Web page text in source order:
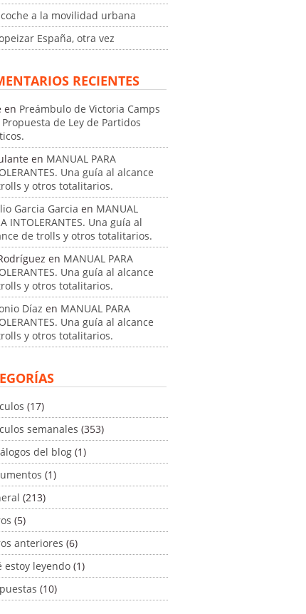
a la movilidad urbana
España, otra vez
RECIENTES
en Preámbulo de Victoria Camps
de Ley de Partidos
en MANUAL PARA
Una guía al alcance
y otros totalitarios.
Garcia Garcia en MANUAL
INTOLERANTES. Una guía al
de trolls y otros totalitarios.
en MANUAL PARA
Una guía al alcance
y otros totalitarios.
Díaz en MANUAL PARA
Una guía al alcance
y otros totalitarios.
(17)
semanales (353)
del blog (1)
(1)
(213)
(5)
anteriores (6)
estoy leyendo (1)
(10)